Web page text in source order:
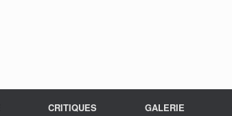
CRITIQUES GALERIE